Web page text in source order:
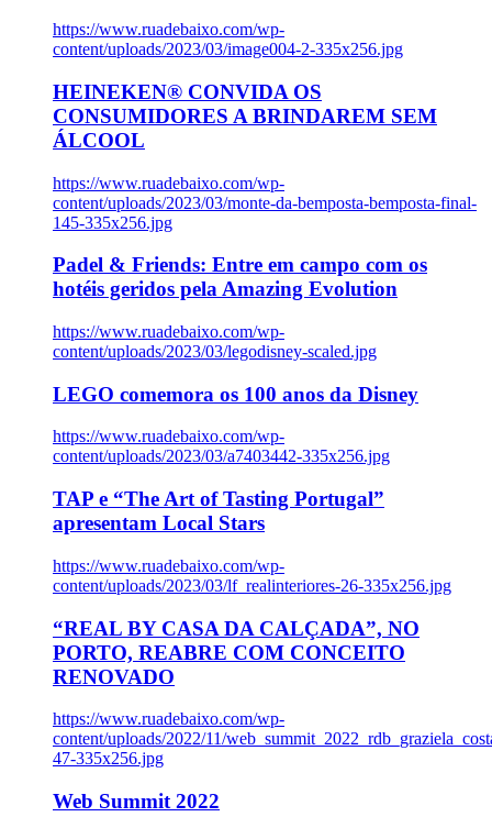
https://www.ruadebaixo.com/wp-
content/uploads/2023/03/image004-2-335x256.jpg
HEINEKEN® CONVIDA OS
CONSUMIDORES A BRINDAREM SEM
ÁLCOOL
https://www.ruadebaixo.com/wp-
content/uploads/2023/03/monte-da-bemposta-bemposta-final-
145-335x256.jpg
Padel & Friends: Entre em campo com os
hotéis geridos pela Amazing Evolution
https://www.ruadebaixo.com/wp-
content/uploads/2023/03/legodisney-scaled.jpg
LEGO comemora os 100 anos da Disney
https://www.ruadebaixo.com/wp-
content/uploads/2023/03/a7403442-335x256.jpg
TAP e “The Art of Tasting Portugal”
apresentam Local Stars
https://www.ruadebaixo.com/wp-
content/uploads/2023/03/lf_realinteriores-26-335x256.jpg
“REAL BY CASA DA CALÇADA”, NO
PORTO, REABRE COM CONCEITO
RENOVADO
https://www.ruadebaixo.com/wp-
content/uploads/2022/11/
47-335x256.jpg
Web Summit 2022